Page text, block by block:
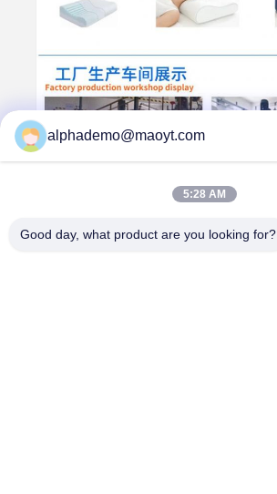
alphademo@maoyt.com
5:28 AM
Good day, what product are you looking for?